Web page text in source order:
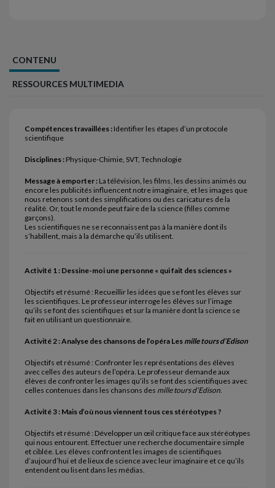
CONTENU
RESSOURCES MULTIMEDIA
Compétences travaillées : Identifier les étapes d’un protocole
scientifique
Disciplines : Physique-Chimie, SVT, Technologie
Message à emporter : La télévision, les films, les dessins animés ou
encore les publicités influencent notre imaginaire, et les images que
nous retenons sont des simplifications ou des caricatures de la
réalité. Or, tout le monde peut faire de la science (filles comme
garçons).
Les scientifiques ne se reconnaissent pas à la manière dont ils
s’habillent, mais à la démarche qu’ils utilisent.
Activité 1 : Dessine-moi une personne « qui fait des sciences »
Objectifs et résumé : Recueillir les idées que se font les élèves sur
les scientifiques. Le professeur interroge les élèves sur l’image
qu’ils se font des scientifiques et sur la manière dont la science se
fait en utilisant un questionnaire.
Activité 2 : Analyse des chansons de l’opéra Les mille tours d’Edison
Objectifs et résumé : Confronter les représentations des élèves
avec celles des auteurs de l’opéra. Le professeur demande aux
élèves de confronter les images qu’ils se font des scientifiques avec
celles contenues dans les chansons des mille tours d’Edison.
Activité 3 : Mais d’où nous viennent tous ces stéréotypes ?
Objectifs et résumé : Développer un œil critique face aux stéréotypes
qui nous entourent. Effectuer une recherche documentaire simple
et ciblée. Les élèves confrontent les images de scientifiques
d’aujourd’hui et de lieux de science avec leur imaginaire et ce qu’ils
entendent ou lisent dans les médias.